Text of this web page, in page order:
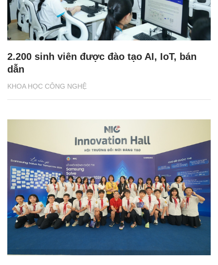
KHOA HỌC CÔNG NGHỆ
2.200 sinh viên được đào tạo AI, IoT, bán
dẫn